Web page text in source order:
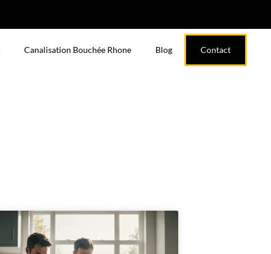
Canalisation Bouchée Rhone Blog Contact